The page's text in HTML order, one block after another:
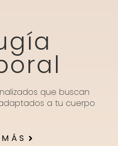
que buscan
a tu cuerpo